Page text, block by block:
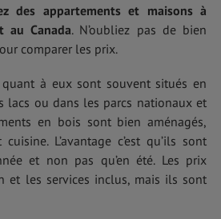
des appartements et maisons à
Canada. N’oubliez pas de bien
comparer les prix.
à eux sont souvent situés en
lacs ou dans les parcs nationaux et
en bois sont bien aménagés,
L’avantage c’est qu’ils sont
et non pas qu’en été. Les prix
et les services inclus, mais ils sont